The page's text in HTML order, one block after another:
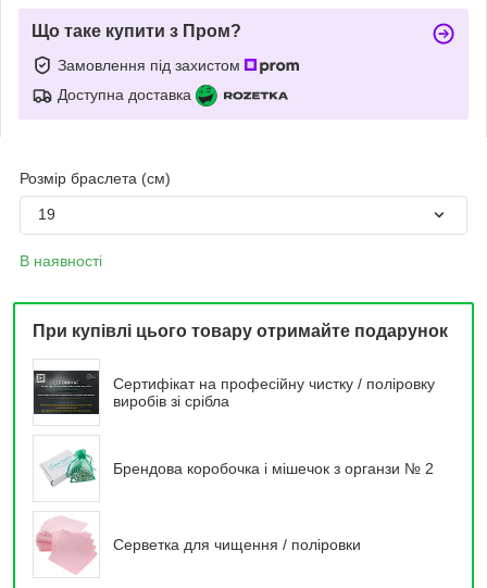
Що таке купити з Пром?
Замовлення під захистом
Доступна доставка
Розмір браслета (см)
19
В наявності
При купівлі цього товару отримайте подарунок
Сертифікат на професійну чистку / поліровку
виробів зі срібла
Брендова коробочка і мішечок з органзи № 2
Серветка для чищення / поліровки